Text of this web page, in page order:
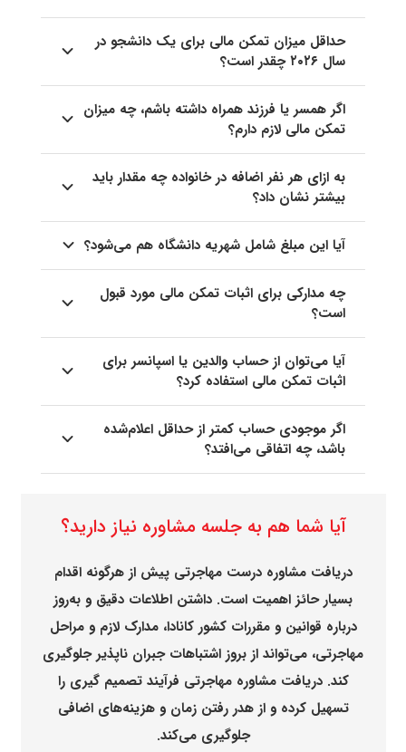
حداقل میزان تمکن مالی برای یک دانشجو در
سال ۲۰۲۶ چقدر است؟
اگر همسر یا فرزند همراه داشته باشم، چه میزان
تمکن مالی لازم دارم؟
به ازای هر نفر اضافه در خانواده چه مقدار باید
بیشتر نشان داد؟
آیا این مبلغ شامل شهریه دانشگاه هم می‌شود؟
چه مدارکی برای اثبات تمکن مالی مورد قبول
است؟
آیا می‌توان از حساب والدین یا اسپانسر برای
اثبات تمکن مالی استفاده کرد؟
اگر موجودی حساب کمتر از حداقل اعلام‌شده
باشد، چه اتفاقی می‌افتد؟
آیا شما هم به جلسه مشاوره نیاز دارید؟
دریافت مشاوره درست مهاجرتی پیش از هرگونه اقدام
بسیار حائز اهمیت است. داشتن اطلاعات دقیق و به‌روز
درباره قوانین و مقررات کشور کانادا، مدارک لازم و مراحل
مهاجرتی، می‌تواند از بروز اشتباهات جبران ناپذیر جلوگیری
کند. دریافت مشاوره مهاجرتی فرآیند تصمیم گیری را
تسهیل کرده و از هدر رفتن زمان و هزینه‌های اضافی
جلوگیری می‌کند.